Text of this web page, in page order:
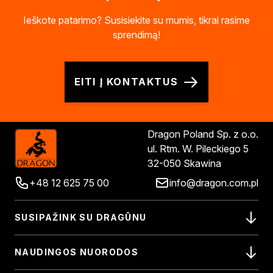
Akcja Zima
Praktyki zawodowe
Znajdź rozwiązanie
Ekspert radzi
Mistrz w 5 krokach
Naujienos
Susisiekite
Ieškote patarimo? Susisiekite su mumis, tikrai rasime
sprendimą!
EITI Į KONTAKTUS
Dragon Poland Sp. z o.o.
ul. Rtm. W. Pileckiego 5
32-050 Skawina
+48 12 625 75 00
info@dragon.com.pl
SUSIPAŽINK SU DRAGŪNU
NAUDINGOS NUORODOS